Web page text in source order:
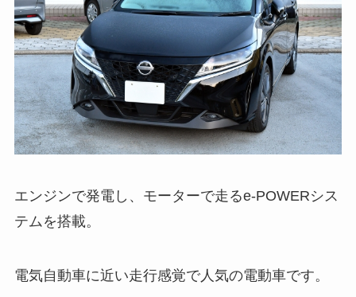
エンジンで発電し、モーターで走るe-POWERシス
テムを搭載。
電気自動車に近い走行感覚で人気の電動車です。